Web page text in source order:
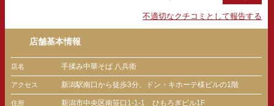
不適切なクチコミとして報告する
店舗基本情報
店名 手揉み中華そば 八兵衛
アクセス 新潟駅南口から徒歩3分、ドン・キホーテ様ビルの1階
住所 新潟市中央区南笹口1-1-1 ひもろぎビル1F